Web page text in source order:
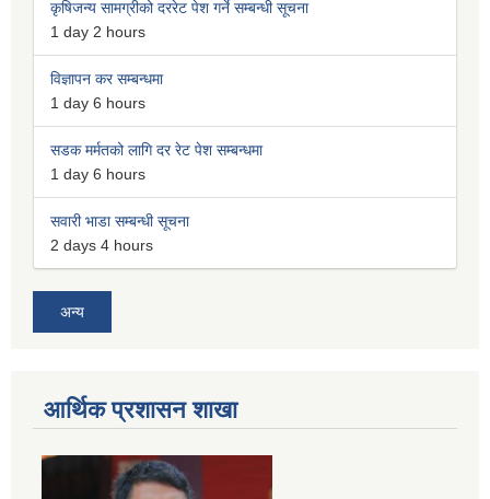
कृषिजन्य सामग्रीको दररेट पेश गर्ने सम्बन्धी सूचना
1 day 2 hours
विज्ञापन कर सम्बन्धमा
1 day 6 hours
सडक मर्मतको लागि दर रेट पेश सम्बन्धमा
1 day 6 hours
सवारी भाडा सम्बन्धी सूचना
2 days 4 hours
अन्य
आर्थिक प्रशासन शाखा